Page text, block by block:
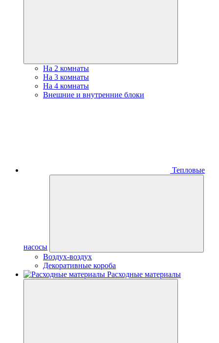
На 2 комнаты
На 3 комнаты
На 4 комнаты
Внешние и внутренние блоки
Тепловые
насосы
Воздух-воздух
Декоративные короба
Расходные материалы